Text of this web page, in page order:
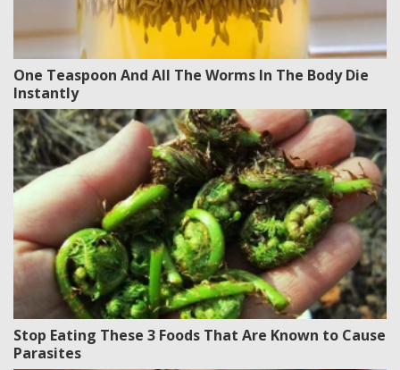
One Teaspoon And All The Worms In The Body Die
Instantly
Stop Eating These 3 Foods That Are Known to Cause
Parasites